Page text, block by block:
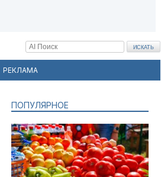
РЕКЛАМА
ПОПУЛЯРНОЕ